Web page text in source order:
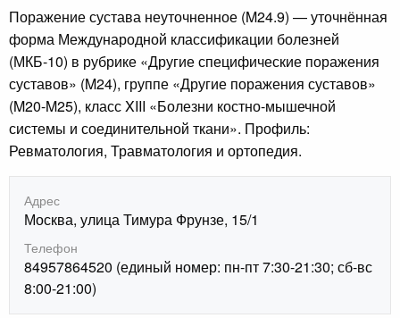
Поражение сустава неуточненное (M24.9) — уточнённая
форма Международной классификации болезней
(МКБ-10) в рубрике «Другие специфические поражения
суставов» (M24), группе «Другие поражения суставов»
(M20-M25), класс XIII «Болезни костно-мышечной
системы и соединительной ткани». Профиль:
Ревматология, Травматология и ортопедия.
Адрес
Москва, улица Тимура Фрунзе, 15/1
Телефон
84957864520 (единый номер: пн-пт 7:30-21:30; сб-вс
8:00-21:00)